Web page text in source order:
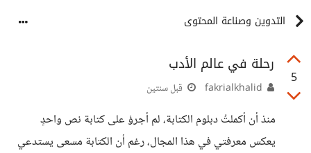
التدوين وصناعة المحتوى
5
رحلة في عالم الأدب
قبل سنتين
منذ أن أكملتُ دبلوم الكتابة، لم أجرؤ على كتابة نص واحدٍ
يعكس معرفتي في هذا المجال، رغم أن الكتابة مسعى يستدعي